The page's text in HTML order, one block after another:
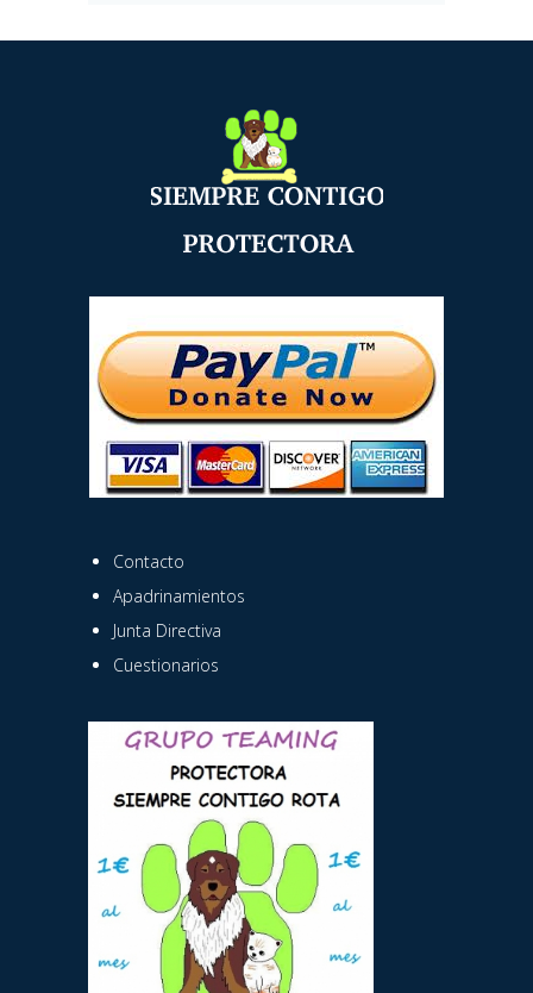
Contacto
Apadrinamientos
Junta Directiva
Cuestionarios